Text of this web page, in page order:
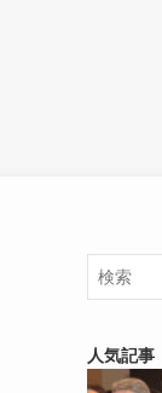
人気記事